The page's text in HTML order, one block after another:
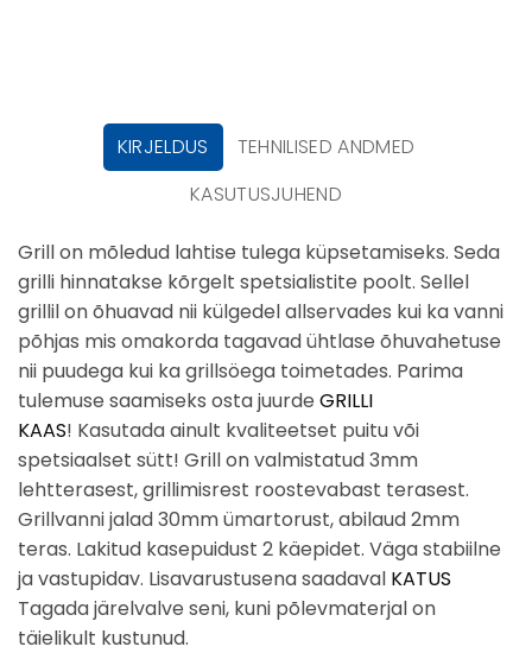
KIRJELDUS
TEHNILISED ANDMED
KASUTUSJUHEND
Grill on mõledud lahtise tulega küpsetamiseks. Seda
grilli hinnatakse kõrgelt spetsialistite poolt. Sellel
grillil on õhuavad nii külgedel allservades kui ka vanni
põhjas mis omakorda tagavad ühtlase õhuvahetuse
nii puudega kui ka grillsöega toimetades. Parima
tulemuse saamiseks osta juurde GRILLI
KAAS! Kasutada ainult kvaliteetset puitu või
spetsiaalset sütt! Grill on valmistatud 3mm
lehtterasest, grillimisrest roostevabast terasest.
Grillvanni jalad 30mm ümartorust, abilaud 2mm
teras. Lakitud kasepuidust 2 käepidet. Väga stabiilne
ja vastupidav. Lisavarustusena saadaval KATUS
Tagada järelvalve seni, kuni põlevmaterjal on
täielikult kustunud.